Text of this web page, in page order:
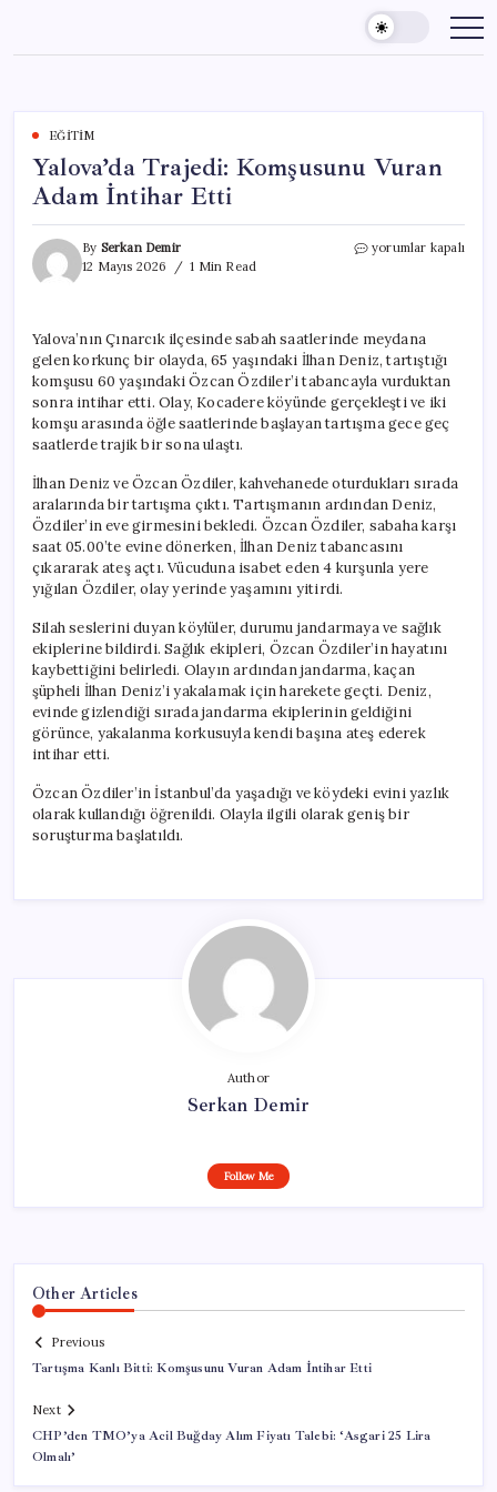
content
EĞITIM
Yalova’da Trajedi: Komşusunu Vuran
Adam İntihar Etti
By Serkan Demir
12 Mayıs 2026
1 Min Read
Yalova’da
İntihar
Etti
için
yorumlar kapalı
Yalova’nın Çınarcık ilçesinde sabah saatlerinde meydana
gelen korkunç bir olayda, 65 yaşındaki İlhan Deniz, tartıştığı
komşusu 60 yaşındaki Özcan Özdiler’i tabancayla vurduktan
sonra intihar etti. Olay, Kocadere köyünde gerçekleşti ve iki
komşu arasında öğle saatlerinde başlayan tartışma gece geç
saatlerde trajik bir sona ulaştı.
İlhan Deniz ve Özcan Özdiler, kahvehanede oturdukları sırada
aralarında bir tartışma çıktı. Tartışmanın ardından Deniz,
Özdiler’in eve girmesini bekledi. Özcan Özdiler, sabaha karşı
saat 05.00’te evine dönerken, İlhan Deniz tabancasını
çıkararak ateş açtı. Vücuduna isabet eden 4 kurşunla yere
yığılan Özdiler, olay yerinde yaşamını yitirdi.
Silah seslerini duyan köylüler, durumu jandarmaya ve sağlık
ekiplerine bildirdi. Sağlık ekipleri, Özcan Özdiler’in hayatını
kaybettiğini belirledi. Olayın ardından jandarma, kaçan
şüpheli İlhan Deniz’i yakalamak için harekete geçti. Deniz,
evinde gizlendiği sırada jandarma ekiplerinin geldiğini
görünce, yakalanma korkusuyla kendi başına ateş ederek
intihar etti.
Özcan Özdiler’in İstanbul’da yaşadığı ve köydeki evini yazlık
olarak kullandığı öğrenildi. Olayla ilgili olarak geniş bir
soruşturma başlatıldı.
Author
Serkan Demir
Follow Me
Other Articles
Previous
Tartışma Kanlı Bitti: Komşusunu Vuran Adam İntihar Etti
Next
CHP’den TMO’ya Acil Buğday Alım Fiyatı Talebi: ‘Asgari 25 Lira
Olmalı’